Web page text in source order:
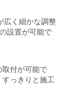
広く細かな調整
設置が可能で
付が可能で
っきりと施工